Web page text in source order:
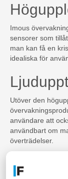
Imous
sensorer som
man kan få en
idealiska för
Utöver den
användare att
användbart om
överträdelser.
Smarta